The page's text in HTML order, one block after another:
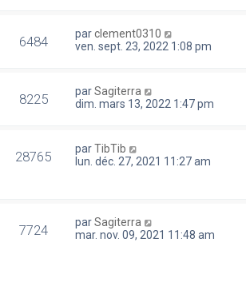
6484 parclement0310
ven. sept. 23, 2022 1:08 pm
8225 parSagiterra
dim. mars 13, 2022 1:47 pm
28765 parTibTib
lun. déc. 27, 2021 11:27 am
7724 parSagiterra
mar. nov. 09, 2021 11:48 am